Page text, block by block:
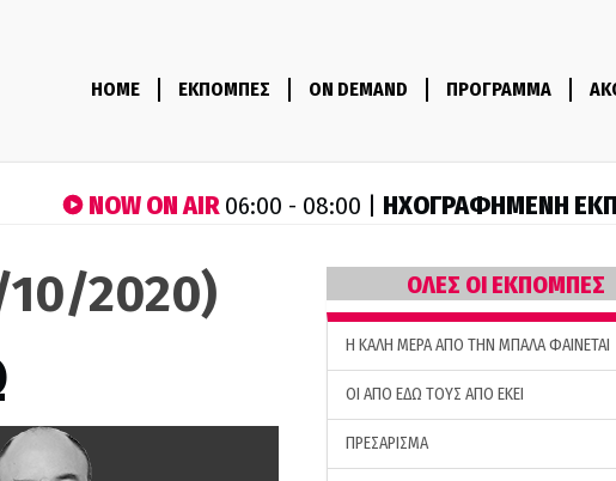
HOME ΕΚΠΟΜΠΕΣ ON DEMAND ΠΡΟΓΡΑΜΜΑ
NOW ON AIR06:00 - 08:00 | ΗΧΟΓΡΑΦΗΜΕΝΗ
2020) ΟΛΕΣ ΟΙ ΕΚΠΟΜΠΕΣ
H ΚΑΛΗ ΜΕΡΑ ΑΠΟ ΤΗΝ ΜΠΑΛΑ ΦΑΙΝΕΤΑΙ
ΟΙ ΑΠΟ ΕΔΩ ΤΟΥΣ ΑΠΟ ΕΚΕΙ
ΠΡΕΣΑΡΙΣΜΑ